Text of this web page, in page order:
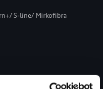
S-line/ Mirkofibra